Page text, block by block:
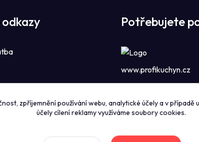
Potřebujete
www.profikuchyn.cz
zpříjemnění používání webu, analytické účely a v případě
účely cílení reklamy využíváme soubory cookies.